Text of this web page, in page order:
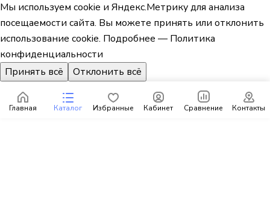
Главная Каталог Избранные Кабинет Сравнение Контакты
Мы используем cookie и Яндекс.Метрику для анализа
посещаемости сайта. Вы можете принять или отклонить
использование cookie. Подробнее — Политика
конфиденциальности
Принять всё
Отклонить всё